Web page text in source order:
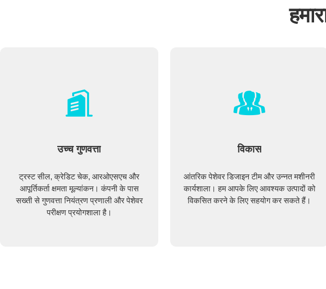
उच्च गुणवत्ता
ट्रस्ट सील, क्रेडिट चेक, आरओएसएच और
आपूर्तिकर्ता क्षमता मूल्यांकन। कंपनी के पास
सख्ती से गुणवत्ता नियंत्रण प्रणाली और पेशेवर
परीक्षण प्रयोगशाला है।
विकास
आंतरिक पेशेवर डिजाइन टीम और उन्नत मशीनरी
कार्यशाला। हम आपके लिए आवश्यक उत्पादों को
विकसित करने के लिए सहयोग कर सकते हैं।